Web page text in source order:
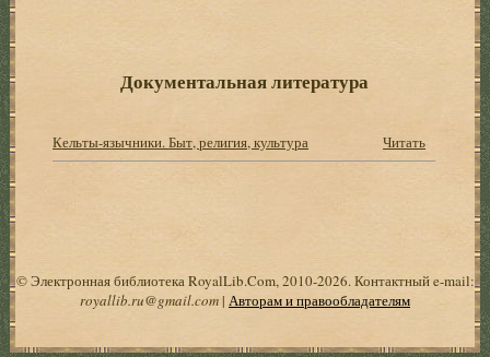
Документальная литература
Кельты-язычники. Быт, религия, культура Читать
© Электронная библиотека RoyalLib.Com, 2010-2026. Контактный e-mail:
royallib.ru@gmail.com| Авторам и правообладателям